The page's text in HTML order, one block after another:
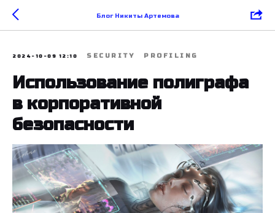
Блог Никиты Артемова
2024-10-09 12:10 SECURITY PROFILING
Использование полиграфа
в корпоративной
безопасности